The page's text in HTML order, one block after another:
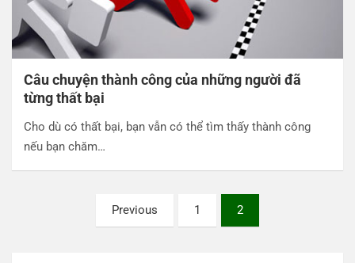
Câu chuyện thành công của những người đã
từng thất bại
Cho dù có thất bại, bạn vẫn có thể tìm thấy thành công
nếu bạn chăm…
pagination
Previous 1 2